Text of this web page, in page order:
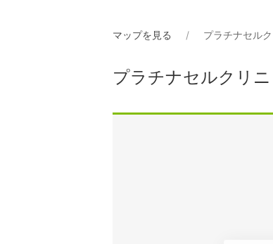
マップを見る プラチナセル
プラチナセルクリニ